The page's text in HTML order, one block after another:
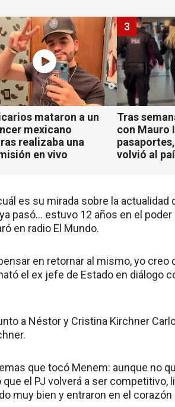
mataron a un
mexicano
realizaba una
en vivo
Tras
con Mauro
volvió al
3
es su mirada sobre la actualidad
pasó… estuvo 12 años en el
en radio El Mundo.
en retornar al mismo, yo creo
el ex jefe de Estado en diálogo
a Néstor y Cristina Kirchner
que tocó Menem: aunque no
el PJ volverá a ser competitivo,
muy bien y entraron en el corazón